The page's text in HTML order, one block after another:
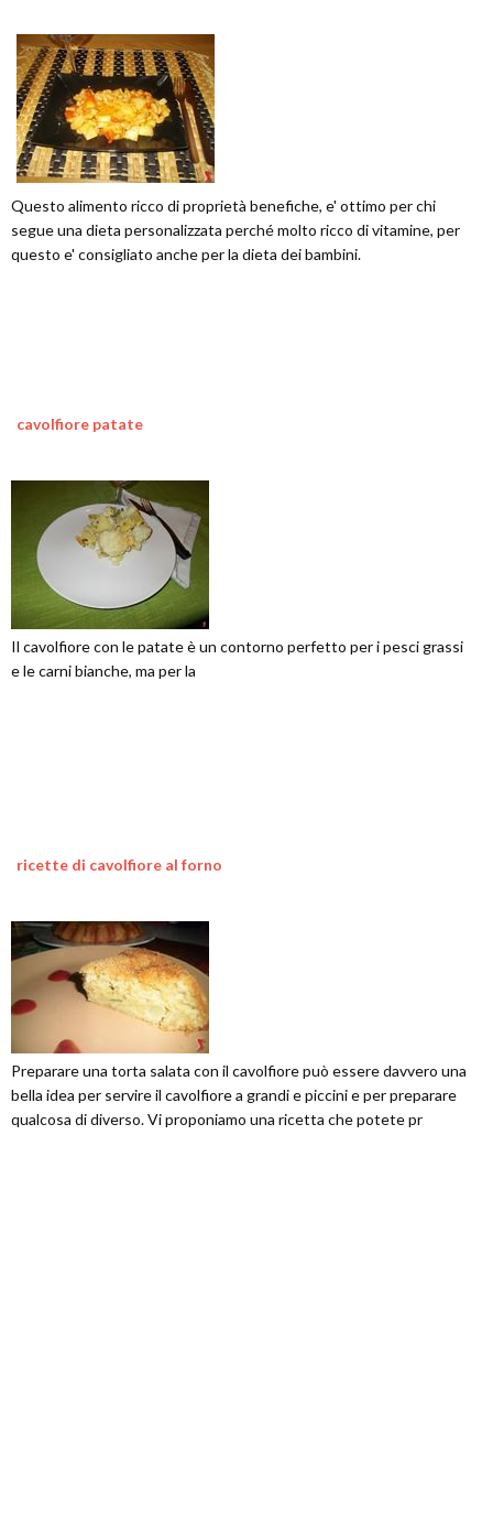
Questo alimento ricco di proprietà benefiche, e' ottimo per chi
segue una dieta personalizzata perché molto ricco di vitamine, per
questo e' consigliato anche per la dieta dei bambini.
cavolfiore patate
Il cavolfiore con le patate è un contorno perfetto per i pesci grassi
e le carni bianche, ma per la
ricette di cavolfiore al forno
Preparare una torta salata con il cavolfiore può essere davvero una
bella idea per servire il cavolfiore a grandi e piccini e per preparare
qualcosa di diverso. Vi proponiamo una ricetta che potete pr